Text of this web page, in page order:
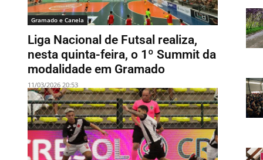
Gramado e Canela
Liga Nacional de Futsal realiza,
nesta quinta-feira, o 1º Summit da
modalidade em Gramado
11/03/2026 20:53